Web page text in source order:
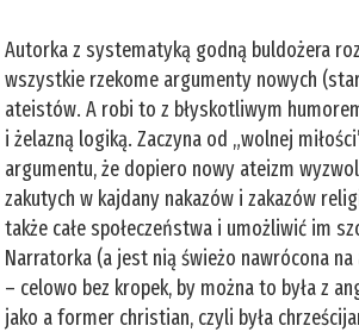
Autorka z systematyką godną buldożera
wszystkie rzekome argumenty nowych
ateistów. A robi to z błyskotliwym
i żelazną logiką. Zaczyna od „wolnej
argumentu, że dopiero nowy ateizm
zakutych w kajdany nakazów i zakazów
także całe społeczeństwa i umożliwić im
Narratorka (a jest nią świeżo nawrócona
– celowo bez kropek, by można to była z
jako a former christian, czyli była